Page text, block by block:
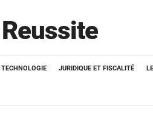
JURIDIQUE ET FISCALITÉ